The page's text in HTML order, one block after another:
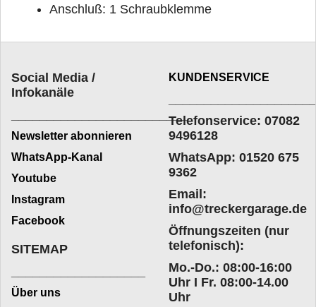
Anschluß: 1 Schraubklemme
Social Media /
Infokanäle
_________________________
Newsletter abonnieren
WhatsApp-Kanal
Youtube
Instagram
Facebook
KUNDENSERVICE
Telefonservice: 07082
9496128
WhatsApp: 01520 675
9362
Email:
info@treckergarage.de
Öffnungszeiten (nur
telefonisch):
Mo.-Do.: 08:00-16:00
Uhr I Fr. 08:00-14.00
Uhr
SITEMAP
Über uns